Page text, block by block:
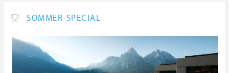
SOMMER-SPECIAL